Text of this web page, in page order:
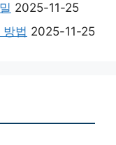
2025-11-25
법 2025-11-25